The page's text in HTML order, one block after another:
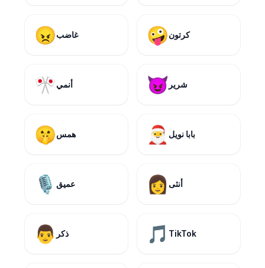
😠غاضب 🤪كرتون
🎌أنمي 😈 شرير
🤫همس 🎅 بابا نويل
🎙️ عميق 👩 أنثى
👨 ذكر 🎵 TikTok